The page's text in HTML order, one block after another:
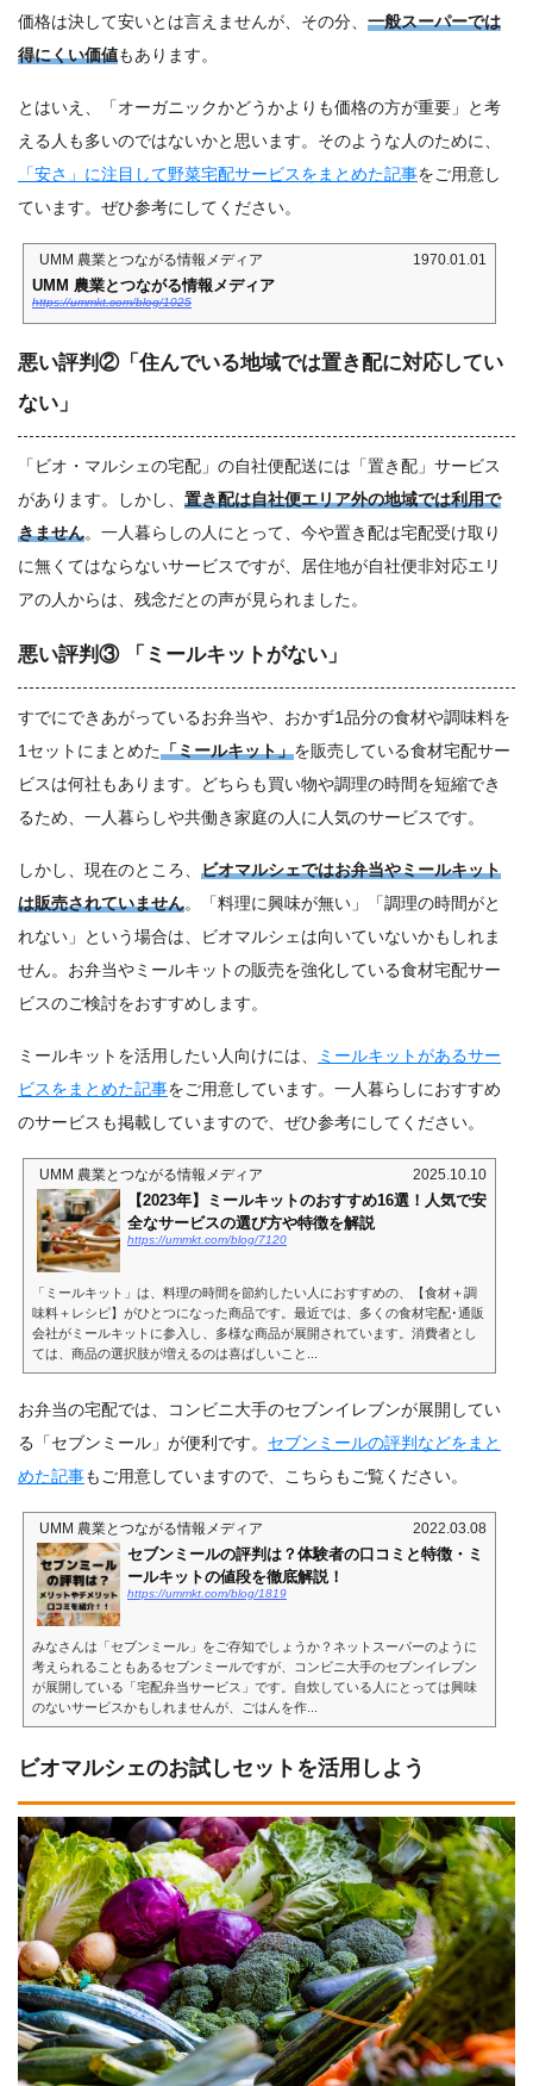
価格は決して安いとは言えませんが、その分、 一般スーパーでは
得にくい価値もあります。
とはいえ、「オーガニックかどうかよりも価格の方が重要」と考
える人も多いのではないかと思います。そのような人のために、
「安さ」に注目して野菜宅配サービスをまとめた記事をご用意し
ています。ぜひ参考にしてください。
UMM 農業とつながる情報メディア 1970.01.01
UMM 農業とつながる情報メディア
https://ummkt.com/blog/1025
悪い評判②「住んでいる地域では置き配に対応してい
ない」
「ビオ・マルシェの宅配」の自社便配送には「置き配」サービス
があります。しかし、 置き配は自社便エリア外の地域では利用で
きません。一人暮らしの人にとって、今や置き配は宅配受け取り
に無くてはならないサービスですが、居住地が自社便非対応エリ
アの人からは、残念だとの声が見られました。
悪い評判③ 「ミールキットがない」
すでにできあがっているお弁当や、おかず1品分の食材や調味料を
1セットにまとめた「ミールキット」を販売している食材宅配サー
ビスは何社もあります。どちらも買い物や調理の時間を短縮でき
るため、一人暮らしや共働き家庭の人に人気のサービスです。
しかし、現在のところ、 ビオマルシェではお弁当やミールキット
は販売されていません。「料理に興味が無い」「調理の時間がと
れない」という場合は、ビオマルシェは向いていないかもしれま
せん。お弁当やミールキットの販売を強化している食材宅配サー
ビスのご検討をおすすめします。
ミールキットを活用したい人向けには、
ミールキットがあるサー
ビスをまとめた記事をご用意しています。一人暮らしにおすすめ
のサービスも掲載していますので、ぜひ参考にしてください。
UMM 農業とつながる情報メディア 2025.10.10
【2023年】ミールキットのおすすめ16選！人気で安
全なサービスの選び方や特徴を解説
https://ummkt.com/blog/7120
「ミールキット」は、料理の時間を節約したい人におすすめの、【食材＋調
味料＋レシピ】がひとつになった商品です。最近では、多くの食材宅配･通販
会社がミールキットに参入し、多様な商品が展開されています。消費者とし
ては、商品の選択肢が増えるのは喜ばしいこと...
お弁当の宅配では、コンビニ大手のセブンイレブンが展開してい
る「セブンミール」が便利です。 セブンミールの評判などをまと
めた記事もご用意していますので、こちらもご覧ください。
UMM 農業とつながる情報メディア 2022.03.08
セブンミールの評判は？体験者の口コミと特徴・ミ
ールキットの値段を徹底解説！
https://ummkt.com/blog/1819
みなさんは「セブンミール」をご存知でしょうか？ネットスーパーのように
考えられることもあるセブンミールですが、コンビニ大手のセブンイレブン
が展開している「宅配弁当サービス」です。自炊している人にとっては興味
のないサービスかもしれませんが、ごはんを作...
ビオマルシェのお試しセットを活用しよう